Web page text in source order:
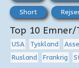
Short
Top 10 Emner/
USA Tyskland
Rusland
Frankrig